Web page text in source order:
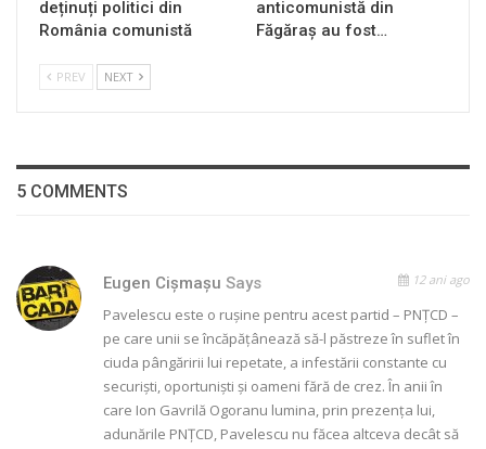
deținuți politici din
România comunistă
anticomunistă din
Făgăraș au fost…
PREV NEXT
5 COMMENTS
Eugen Cişmaşu Says 12 ani ago
Pavelescu este o ruşine pentru acest partid – PNŢCD –
pe care unii se încăpăţânează să-l păstreze în suflet în
ciuda pângăririi lui repetate, a infestării constante cu
securişti, oportunişti şi oameni fără de crez. În anii în
care Ion Gavrilă Ogoranu lumina, prin prezenţa lui,
adunările PNŢCD, Pavelescu nu făcea altceva decât să